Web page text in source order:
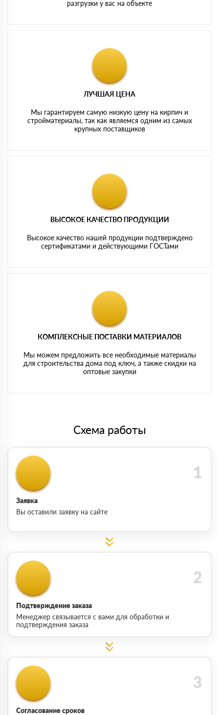
разгрузки у вас на объекте
ЛУЧШАЯ ЦЕНА
Мы гарантируем самую низкую цену на кирпич и
стройматериалы, так как являемся одним из самых
крупных поставщиков
ВЫСОКОЕ КАЧЕСТВО ПРОДУКЦИИ
Высокое качество нашей продукции подтверждено
сертификатами и действующими ГОСТами
КОМПЛЕКСНЫЕ ПОСТАВКИ МАТЕРИАЛОВ
Мы можем предложить все необходимые материалы
для строительства дома под ключ, а также скидки на
оптовые закупки
Схема работы
Заявка
Вы оставили заявку на сайте
Подтверждение заказа
Менеджер связывается с вами для обработки и
подтверждения заказа
Согласование сроков